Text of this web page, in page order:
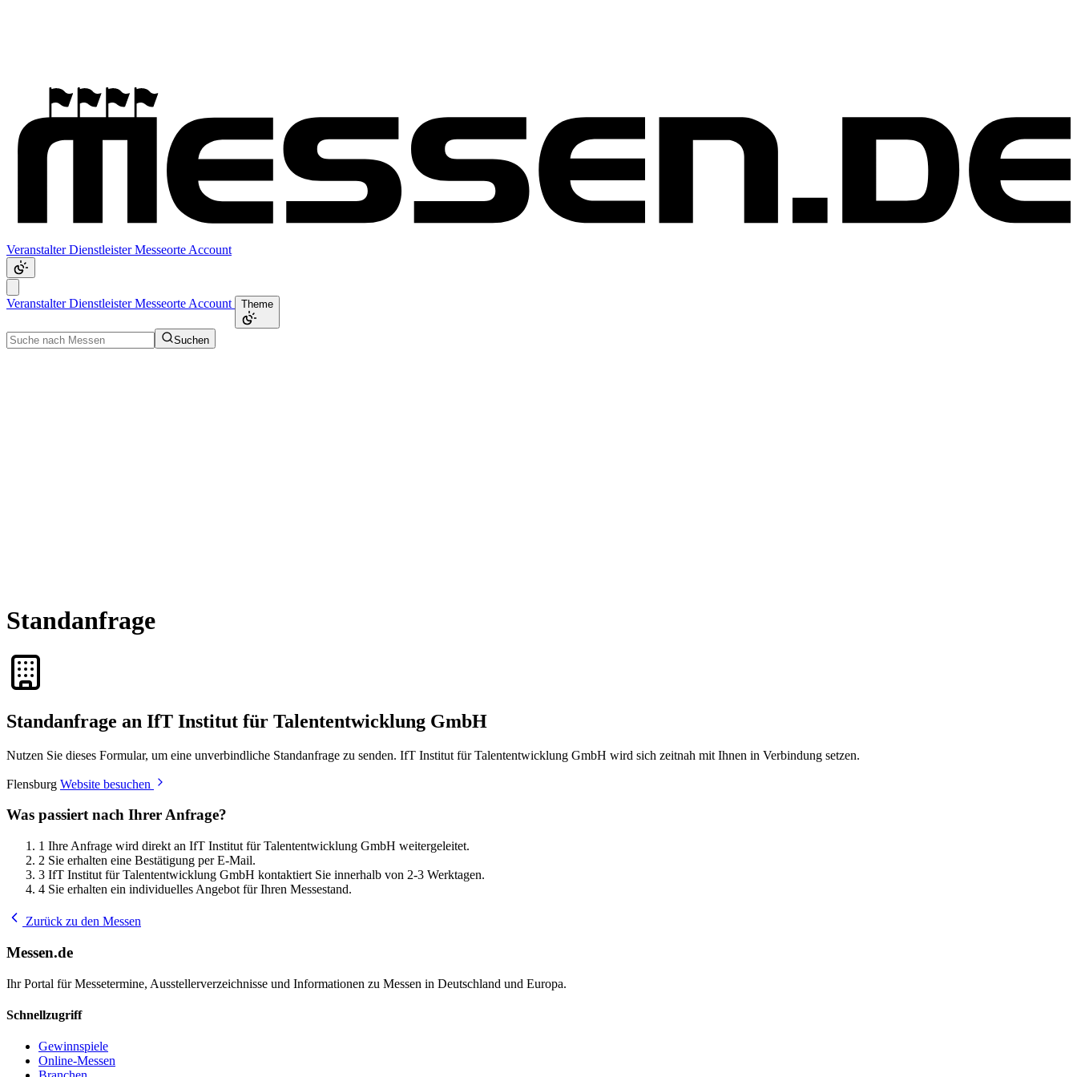
VeranstalterDienstleisterMesseorte Account
VeranstalterDienstleisterMesseorte Account Theme
Suchen
Standanfrage
Standanfrage an IfT Institut für Talententwicklung GmbH
Nutzen Sie dieses Formular, um eine unverbindliche Standanfrage zu senden. IfT Institut für Talententwicklung GmbH wird sich zeitnah mit Ihnen in Verbindung setzen.
Flensburg Website besuchen
Was passiert nach Ihrer Anfrage?
1 Ihre Anfrage wird direkt an IfT Institut für Talententwicklung GmbH weitergeleitet.
2 Sie erhalten eine Bestätigung per E-Mail.
3 IfT Institut für Talententwicklung GmbH kontaktiert Sie innerhalb von 2-3 Werktagen.
4 Sie erhalten ein individuelles Angebot für Ihren Messestand.
Zurück zu den Messen
Messen.de
Ihr Portal für Messetermine, Ausstellerverzeichnisse und Informationen zu Messen in Deutschland und Europa.
Schnellzugriff
Gewinnspiele
Online-Messen